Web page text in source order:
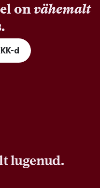
onvähemalt
d
lugenud.